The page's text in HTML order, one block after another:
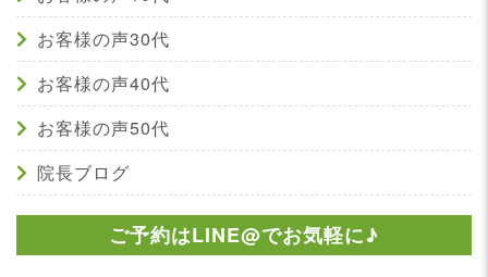
お客様の声30代
お客様の声40代
お客様の声50代
院長ブログ
ご予約はLINE@でお気軽に♪